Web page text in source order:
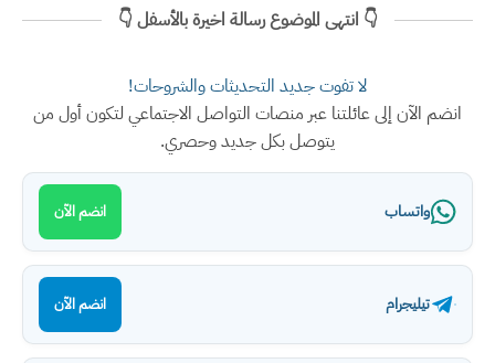
👇 انتهى الموضوع رسالة اخيرة بالأسفل 👇
لا تفوت جديد التحديثات والشروحات!
انضم الآن إلى عائلتنا عبر منصات التواصل الاجتماعي لتكون أول من
يتوصل بكل جديد وحصري.
واتساب انضم الآن
تيليجرام انضم الآن